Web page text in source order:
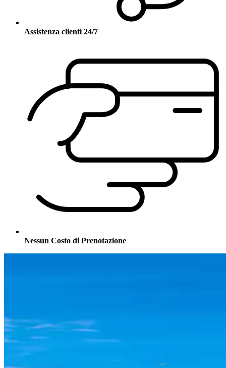
Assistenza clienti 24/7
Nessun Costo di Prenotazione